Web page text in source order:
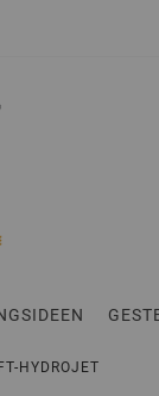
HYDROJET